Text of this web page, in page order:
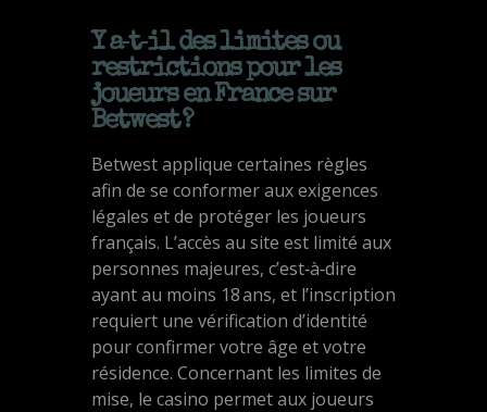
Y a‑t‑il des limites ou
restrictions pour les
joueurs en France sur
Betwest ?
Betwest applique certaines règles
afin de se conformer aux exigences
légales et de protéger les joueurs
français. L’accès au site est limité aux
personnes majeures, c’est‑à‑dire
ayant au moins 18 ans, et l’inscription
requiert une vérification d’identité
pour confirmer votre âge et votre
résidence. Concernant les limites de
mise, le casino permet aux joueurs